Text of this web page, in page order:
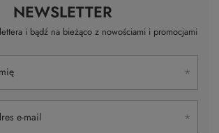
NEWSLETTER
i bądź na bieżąco z nowościami i promocjami
e-mail